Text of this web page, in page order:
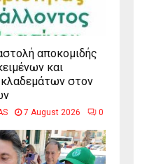
αποκομιδής
και
στον
7 August 2026 0